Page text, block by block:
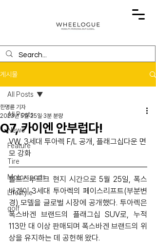
게시물
All Posts
News
Feature
Tire
Motorsports
Lifestyle
golf
All Posts
Q7, 카이엔 안부럽다!
한명륜 기자
2023년 5월 25일 3분 분량
VW, 3세대 투아렉 F/L 공개, 플래그십다운 면
모 강화
볼프스부르크 현지 시간으로 5월 25일, 폭스
바겐이 3세대 투아렉의 페이스리프트(부분변
경) 모델을 글로벌 시장에 공개했다. 투아렉은
폭스바겐 브랜드의 플래그십 SUV로, 누적
113만 대 이상 판매되며 폭스바겐 브랜드의 위
상을 유지하는 데 공헌해 왔다.